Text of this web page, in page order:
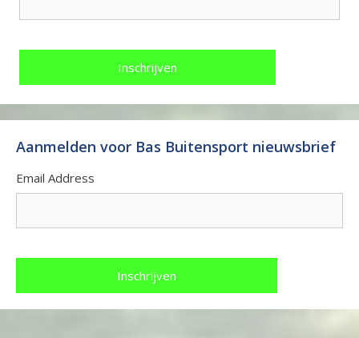
Aanmelden voor Bas Buitensport nieuwsbrief
Email Address